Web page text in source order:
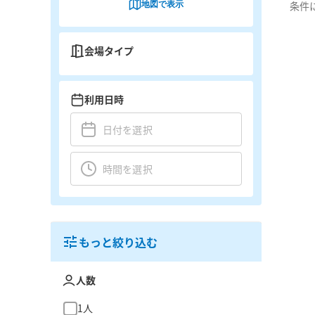
条件
地図で表示
会場タイプ
利用日時
もっと絞り込む
人数
1人